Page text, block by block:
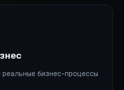
бизнес-процессы